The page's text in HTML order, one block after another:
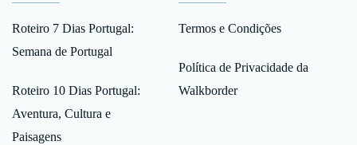
Roteiro 7 Dias Portugal:
Semana de Portugal
Roteiro 10 Dias Portugal:
Aventura, Cultura e
Paisagens
Termos e Condições
Política de Privacidade da
Walkborder